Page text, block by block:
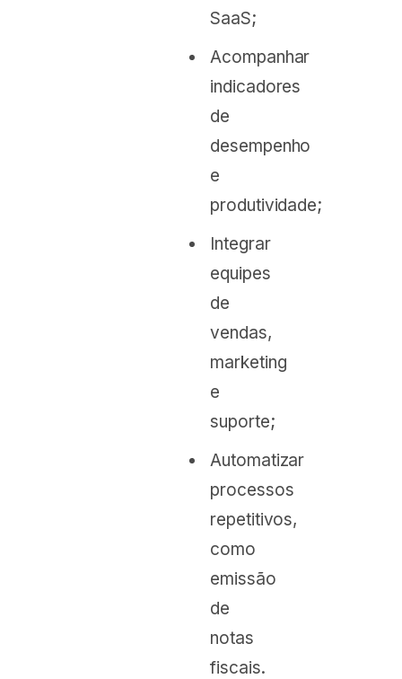
SaaS;
Acompanhar
indicadores
de
desempenho
e
produtividade;
Integrar
equipes
de
vendas,
marketing
e
suporte;
Automatizar
processos
repetitivos,
como
emissão
de
notas
fiscais.